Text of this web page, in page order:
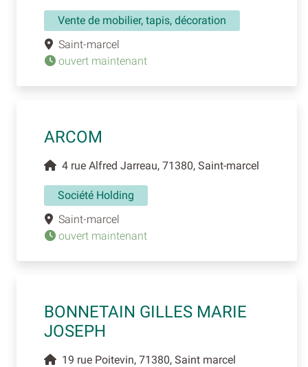
Vente de mobilier, tapis, décoration
Saint-marcel
ouvert maintenant
ARCOM
4 rue Alfred Jarreau, 71380, Saint-marcel
Société Holding
Saint-marcel
ouvert maintenant
BONNETAIN GILLES MARIE
JOSEPH
19 rue Poitevin, 71380, Saint marcel